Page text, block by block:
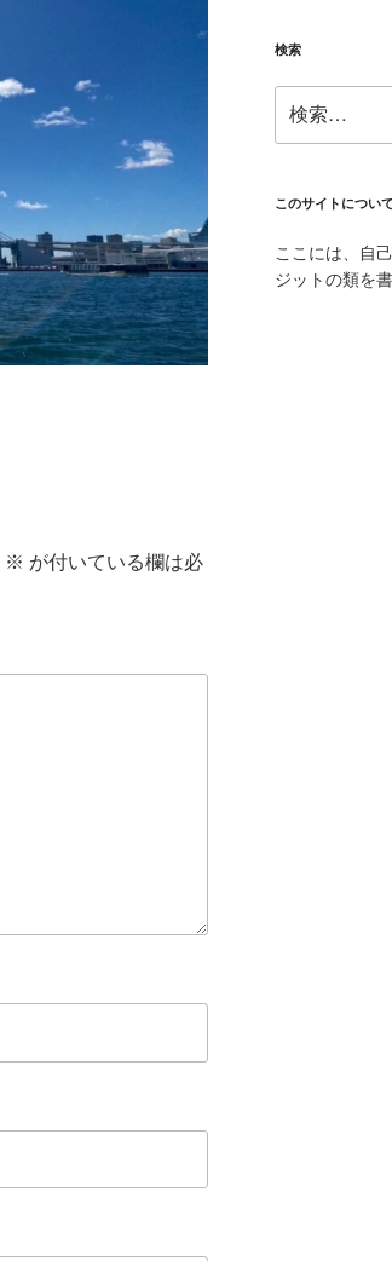
※ が付いている欄は必
検索
索:
このサイトについて
ここには、自
ジットの類を